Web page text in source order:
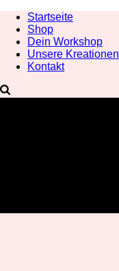
Startseite
Shop
Dein Workshop
Unsere Kreationen
Kontakt